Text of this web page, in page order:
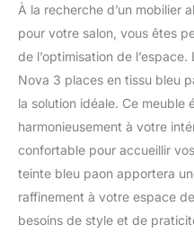
À la recherche d’un mobilier
pour votre salon, vous êtes
de l’optimisation de
Nova 3 places en tissu bleu
la solution idéale. Ce meuble
harmonieusement à votre
confortable pour accueillir
teinte bleu paon apportera
raffinement à votre espace
besoins de style et de